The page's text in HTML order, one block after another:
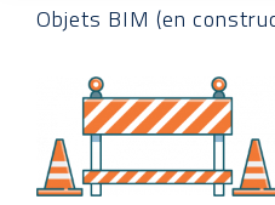
Objets BIM (en